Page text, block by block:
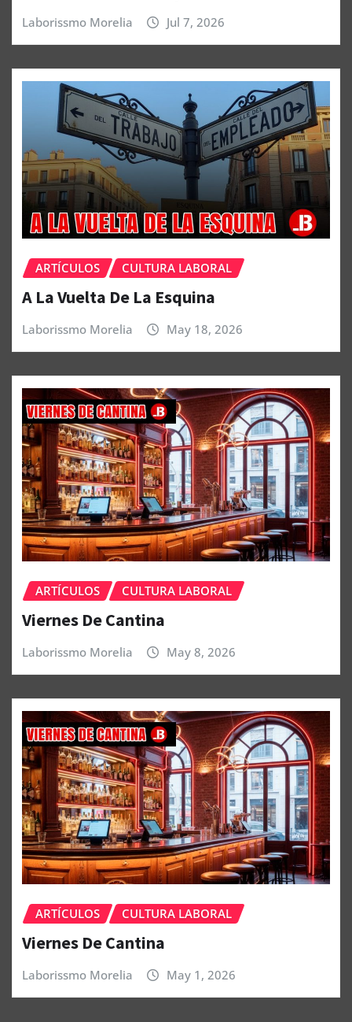
Laborissmo Morelia Jul 7, 2026
ARTÍCULOS CULTURA LABORAL
A La Vuelta De La Esquina
Laborissmo Morelia May 18, 2026
ARTÍCULOS CULTURA LABORAL
Viernes De Cantina
Laborissmo Morelia May 8, 2026
ARTÍCULOS CULTURA LABORAL
Viernes De Cantina
Laborissmo Morelia May 1, 2026